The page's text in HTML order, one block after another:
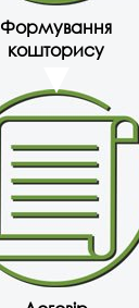
Формування
кошторису